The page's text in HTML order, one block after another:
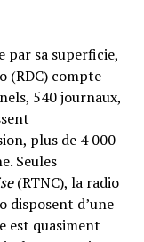
par sa superficie,
(RDC) compte
540 journaux,
plus de 4 000
Seules
(RTNC), la radio
disposent d’une
est quasiment